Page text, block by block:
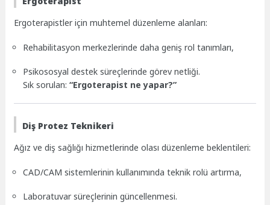
Ergoterapistler için muhtemel düzenleme alanları:
Rehabilitasyon merkezlerinde daha geniş rol tanımları,
Psikososyal destek süreçlerinde görev netliği.
Sık sorulan:“Ergoterapist ne yapar?”
Diş Protez Teknikeri
Ağız ve diş sağlığı hizmetlerinde olası düzenleme beklentileri:
CAD/CAM sistemlerinin kullanımında teknik rolü artırma,
Laboratuvar süreçlerinin güncellenmesi.